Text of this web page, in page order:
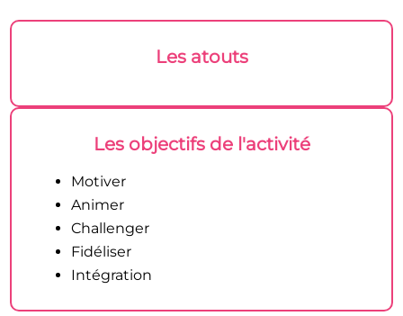
Les atouts
Les objectifs de l'activité
Motiver
Animer
Challenger
Fidéliser
Intégration